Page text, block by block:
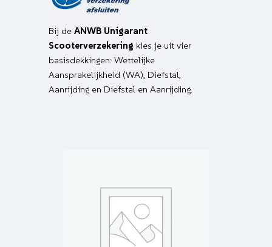
Bij de ANWB Unigarant
Scooterverzekering kies je uit vier
basisdekkingen: Wettelijke
Aansprakelijkheid (WA), Diefstal,
Aanrijding en Diefstal en Aanrijding.